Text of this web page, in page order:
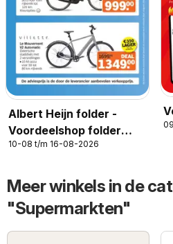
Albert Heijn folder -
Voordeelshop folder
week 33
10-08 t/m 16-08-2026
Meer winkels in de
"Supermarkten"